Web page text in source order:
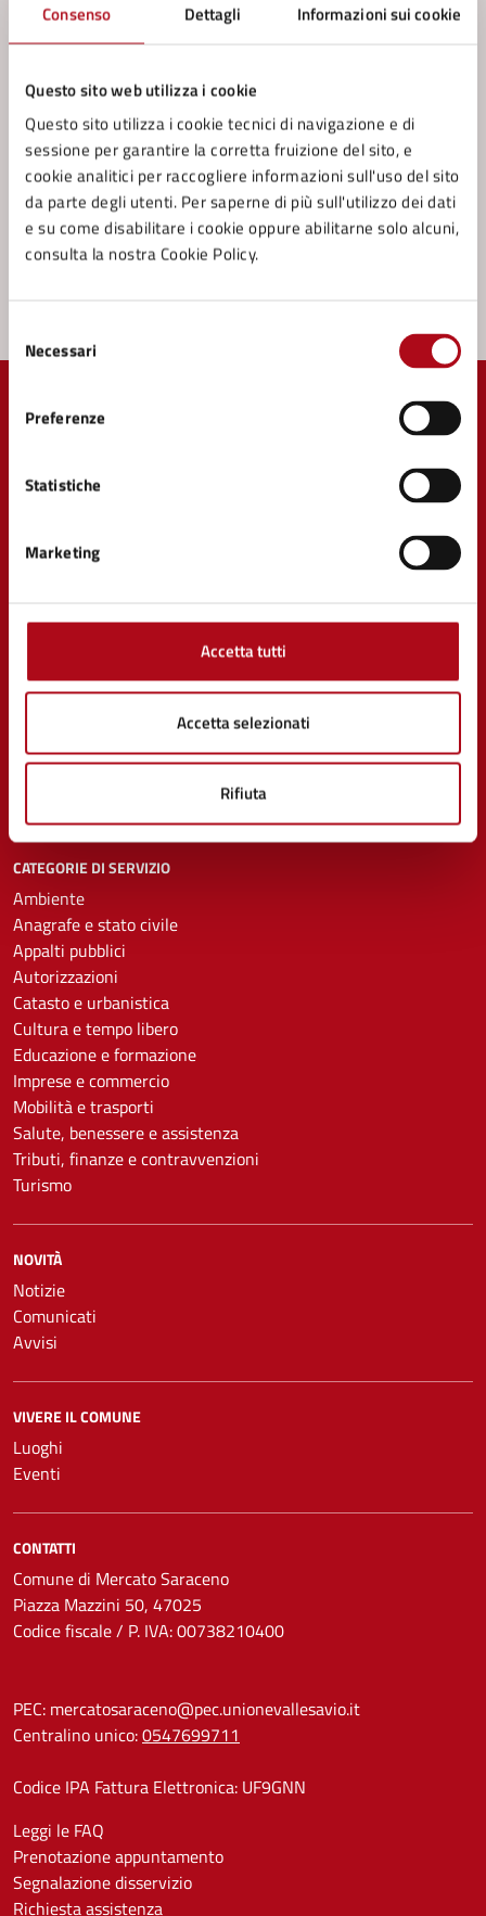
Consenso Dettagli Informazioni sui cookie
Questo sito web utilizza i cookie
Questo sito utilizza i cookie tecnici di navigazione e di
sessione per garantire la corretta fruizione del sito, e
cookie analitici per raccogliere informazioni sull'uso del sito
da parte degli utenti. Per saperne di più sull'utilizzo dei dati
e su come disabilitare i cookie oppure abilitarne solo alcuni,
consulta la nostra Cookie Policy.
delNecessari
Preferenze
Statistiche
Marketing
Accetta tutti
Accetta selezionati
Rifiuta
Leggi le domande frequenti
Richiedi assistenza
Prenota appuntamento
Problemi in città
Segnala disservizio
Comune di Mercato Saraceno
Uffici
Personale amministrativo
CATEGORIE DI SERVIZIO
Ambiente
Anagrafe e stato civile
Appalti pubblici
Autorizzazioni
Catasto e urbanistica
Cultura e tempo libero
Educazione e formazione
Imprese e commercio
Mobilità e trasporti
Salute, benessere e assistenza
Tributi, finanze e contravvenzioni
Turismo
NOVITÀ
Notizie
Comunicati
Avvisi
VIVERE IL COMUNE
Luoghi
Eventi
CONTATTI
Comune di Mercato Saraceno
Piazza Mazzini 50, 47025
Codice fiscale / P. IVA: 00738210400
PEC: mercatosaraceno@pec.unionevallesavio.it
Centralino unico:0547699711
Codice IPA Fattura Elettronica: UF9GNN
Leggi le FAQ
Prenotazione appuntamento
Segnalazione disservizio
Richiesta assistenza